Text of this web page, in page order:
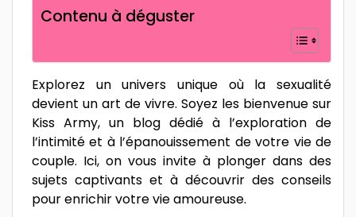
Contenu à déguster
Explorez un univers unique où la sexualité
devient un art de vivre. Soyez les bienvenue sur
Kiss Army, un blog dédié à l’exploration de
l’intimité et à l’épanouissement de votre vie de
couple. Ici, on vous invite à plonger dans des
sujets captivants et à découvrir des conseils
pour enrichir votre vie amoureuse.